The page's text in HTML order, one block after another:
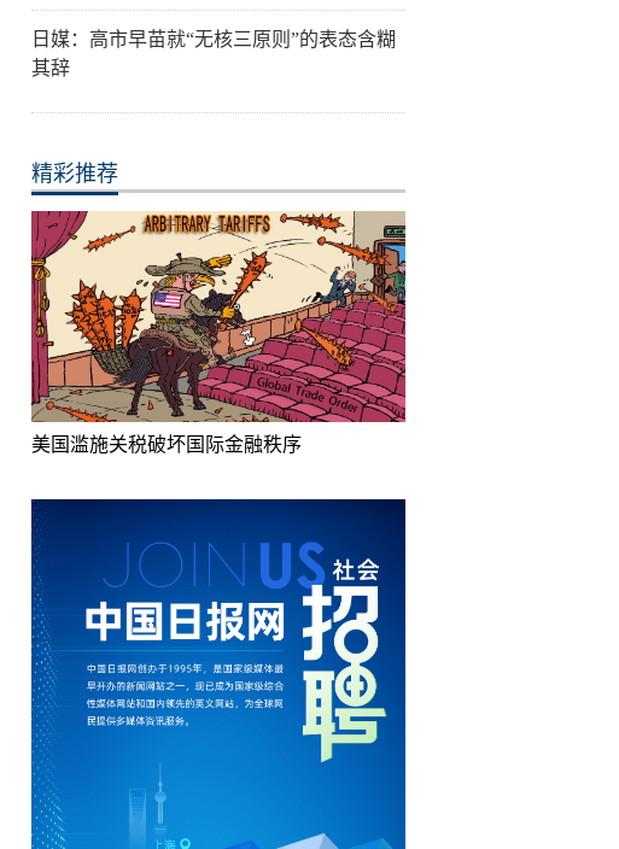
日媒：高市早苗就“无核三原则”的表态含糊
其辞
精彩推荐
美国滥施关税破坏国际金融秩序